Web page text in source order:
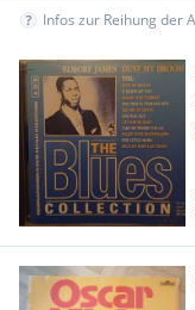
Infos zur Reihung der